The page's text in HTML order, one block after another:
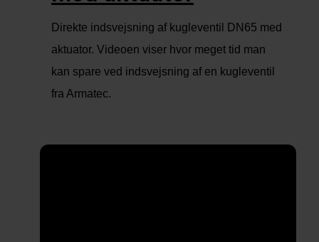
Direkte indsvejsning af kugleventil DN65 med
aktuator. Videoen viser hvor meget tid man
kan spare ved indsvejsning af en kugleventil
fra Armatec.